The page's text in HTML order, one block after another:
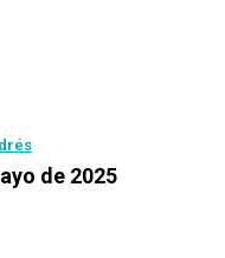
de 2025